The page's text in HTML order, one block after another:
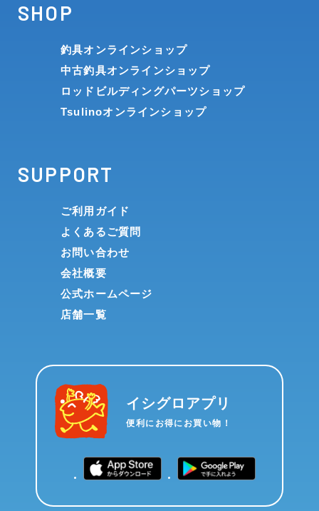
SHOP
釣具オンラインショップ
中古釣具オンラインショップ
ロッドビルディングパーツショップ
Tsulinoオンラインショップ
SUPPORT
ご利用ガイド
よくあるご質問
お問い合わせ
会社概要
公式ホームページ
店舗一覧
イシグロアプリ
便利にお得にお買い物！